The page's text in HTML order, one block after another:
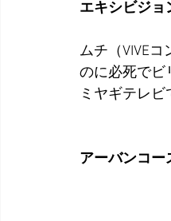
エキシビジョ
ムチ（VIVE
のに必死でビ
ミヤギテレ
アーバンコー